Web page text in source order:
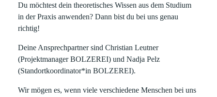
Du möchtest dein theoretisches Wissen aus dem Studium
in der Praxis anwenden? Dann bist du bei uns genau
richtig!
Deine Ansprechpartner sind Christian Leutner
(Projektmanager BOLZEREI) und Nadja Pelz
(Standortkoordinator*in BOLZEREI).
Wir mögen es, wenn viele verschiedene Menschen bei uns